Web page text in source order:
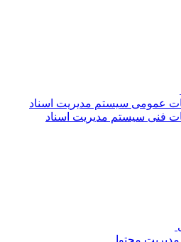
عمومی سیستم مدیریت اسناد
فنی سیستم مدیریت اسناد
محتوا